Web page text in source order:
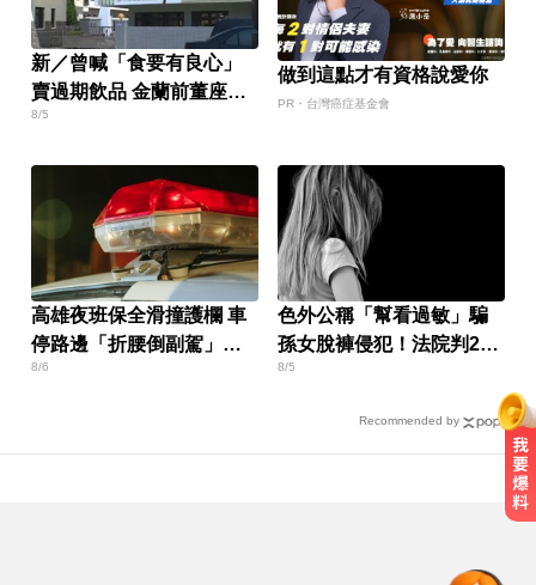
新／曾喊「食要有良心」
賣過期飲品 金蘭前董座遭
求重刑
8/5
做到這點才有資格說愛你
PR・台灣癌症基金會
高雄夜班保全滑撞護欄 車
停路邊「折腰倒副駕」
亡！
8/6
色外公稱「幫看過敏」騙
孫女脫褲侵犯！法院判2年
4月
8/5
Recommended by